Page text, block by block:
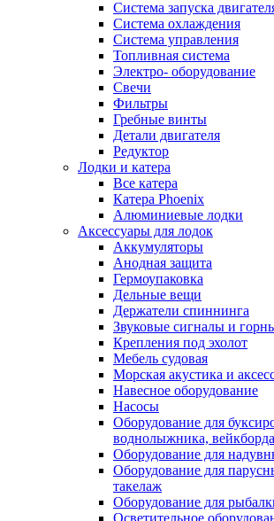
Система запуска
Система охлаждения
Система управления
Топливная система
Электро- оборудование
Свечи
Фильтры
Гребные винты
Детали двигателя
Редуктор
Лодки и катера
Все катера
Катера Phoenix
Алюминиевые лодки
Аксессуары для лодок
Аккумуляторы
Анодная защита
Гермоупаковка
Дельные вещи
Держатели спиннинга
Звуковые сигналы и
Крепления под эхолот
Мебель судовая
Морская акустика и
Навесное оборудование
Насосы
Оборудование для
воднолыжника, вейкборда
Оборудование для
Оборудование для
такелаж
Оборудование для
Осветительное